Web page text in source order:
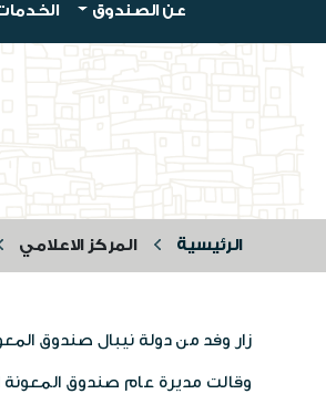
عن الصندوق
الرئيسية المركز الاعلامي
زار وفد من دولة نيبال صندوق
وقالت مديرة عام صندوق المعونة